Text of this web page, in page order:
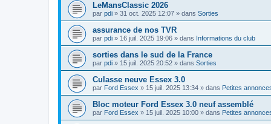
LeMansClassic 2026
par pdi » 31 oct. 2025 12:07 » dans Sorties
assurance de nos TVR
par pdi » 16 juil. 2025 19:06 » dans Informations du club
sorties dans le sud de la France
par pdi » 15 juil. 2025 20:52 » dans Sorties
Culasse neuve Essex 3.0
par Ford Essex » 15 juil. 2025 13:34 » dans Petites
Bloc moteur Ford Essex 3.0 neuf assemblé
par Ford Essex » 15 juil. 2025 10:00 » dans Petites